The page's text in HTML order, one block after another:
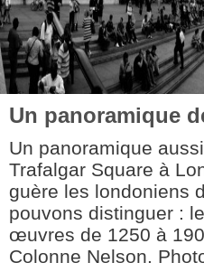
Un panoramique
Un panoramique
Trafalgar Square à
guère les londoniens
pouvons distinguer :
œuvres de 1250 à
Colonne Nelson.